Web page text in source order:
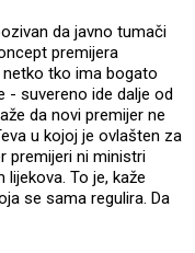
da javno tumači
premijera
tko ima bogato
- suvereno ide dalje od
da novi premijer ne
u kojoj je ovlašten za
premijeri ni ministri
To je, kaže
se sama regulira. Da